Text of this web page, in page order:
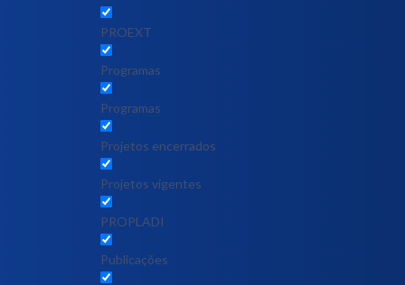
PROEXT
Programas
Programas
Projetos encerrados
Projetos vigentes
PROPLADI
Publicações